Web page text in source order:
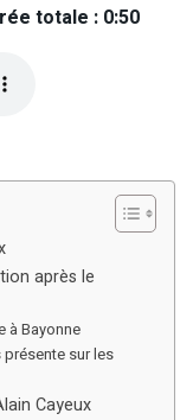
totale : 0:50
après le
à Bayonne
présente sur les
Cayeux